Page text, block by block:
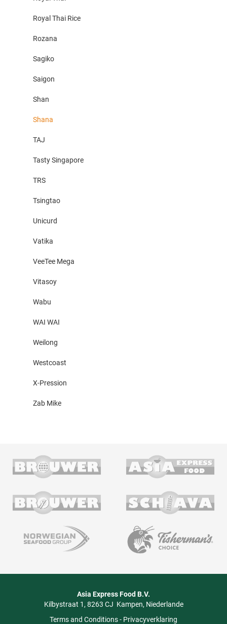
Royal Thai Rice
Rozana
Sagiko
Saigon
Shan
Shana
TAJ
Tasty Singapore
TRS
Tsingtao
Unicurd
Vatika
VeeTee Mega
Vitasoy
Wabu
WAI WAI
Weilong
Westcoast
X-Pression
Zab Mike
Asia Express Food B.V.
Kilbystraat 1 8263 CJ Kampen Niederlande
Terms and Conditions- Privacyverklaring